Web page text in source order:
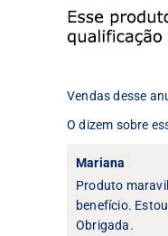
na
Vendas desse
O dizem sobre
Mariana
Produto
benefício.
Obrigada.